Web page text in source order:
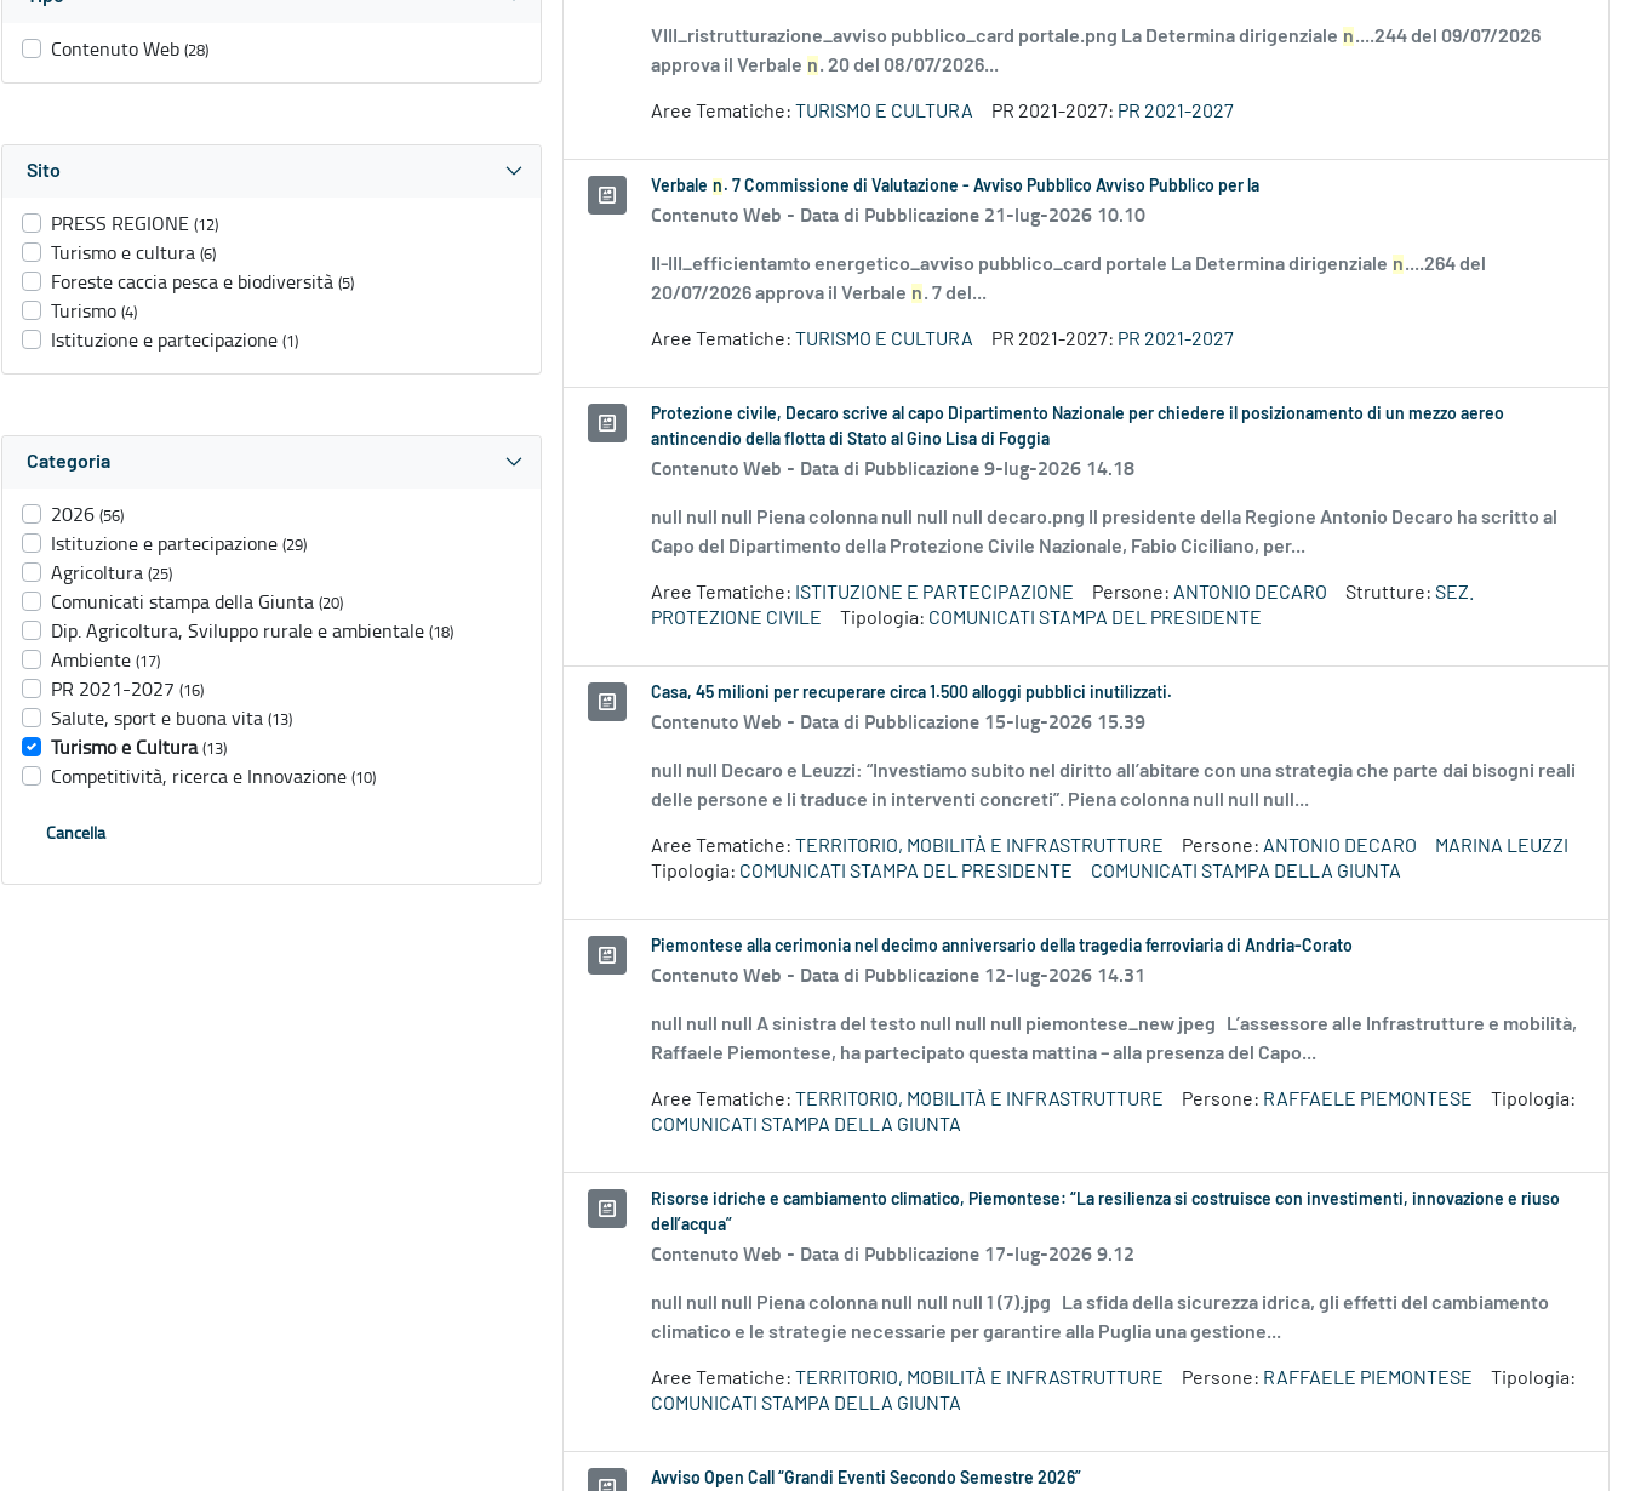
Contenuto Web (28)
Sito
PRESS REGIONE (12)
Turismo e cultura (6)
Foreste caccia pesca e biodiversità (5)
Turismo (4)
Istituzione e partecipazione (1)
Categoria
2026 (56)
Istituzione e partecipazione (29)
Agricoltura (25)
Comunicati stampa della Giunta (20)
Dip. Agricoltura, Sviluppo rurale e ambientale (18)
Ambiente (17)
PR 2021-2027 (16)
Salute, sport e buona vita (13)
Turismo e Cultura (13)
Competitività, ricerca e Innovazione (10)
Cancella
VIII_ristrutturazione_avviso pubblico_card portale.png La Determina dirigenziale n....244 del 09/07/2026
approva il Verbale n. 20 del 08/07/2026...
Aree Tematiche: TURISMO E CULTURA PR 2021-2027: PR 2021-2027
Verbale n . 7 Commissione di Valutazione - Avviso Pubblico Avviso Pubblico per la
Contenuto Web - Data di Pubblicazione 21-lug-2026 10.10
II-III_efficientamto energetico_avviso pubblico_card portale La Determina dirigenziale n....264 del
20/07/2026 approva il Verbale n. 7 del...
Aree Tematiche: TURISMO E CULTURA PR 2021-2027: PR 2021-2027
Protezione civile, Decaro scrive al capo Dipartimento Nazionale per chiedere il posizionamento di un mezzo aereo
antincendio della flotta di Stato al Gino Lisa di Foggia
Contenuto Web - Data di Pubblicazione 9-lug-2026 14.18
null null null Piena colonna null null null decaro.png Il presidente della Regione Antonio Decaro ha scritto al
Capo del Dipartimento della Protezione Civile Nazionale, Fabio Ciciliano, per...
Aree Tematiche: ISTITUZIONE E PARTECIPAZIONE Persone: ANTONIO DECARO Strutture: SEZ.
PROTEZIONE CIVILE
Tipologia: COMUNICATI STAMPA DEL PRESIDENTE
Casa, 45 milioni per recuperare circa 1.500 alloggi pubblici inutilizzati.
Contenuto Web - Data di Pubblicazione 15-lug-2026 15.39
null null Decaro e Leuzzi: “Investiamo subito nel diritto all’abitare con una strategia che parte dai bisogni reali
delle persone e li traduce in interventi concreti”. Piena colonna null null null...
Aree Tematiche: TERRITORIO, MOBILITÀ E INFRASTRUTTURE Persone: ANTONIO DECARO
MARINA LEUZZI
Tipologia: COMUNICATI STAMPA DEL PRESIDENTE COMUNICATI STAMPA DELLA GIUNTA
Piemontese alla cerimonia nel decimo anniversario della tragedia ferroviaria di Andria-Corato
Contenuto Web - Data di Pubblicazione 12-lug-2026 14.31
null null null A sinistra del testo null null null piemontese_new jpeg L’assessore alle Infrastrutture e mobilità,
Raffaele Piemontese, ha partecipato questa mattina – alla presenza del Capo...
Aree Tematiche: TERRITORIO, MOBILITÀ E INFRASTRUTTURE Persone: RAFFAELE PIEMONTESE
Tipologia:
COMUNICATI STAMPA DELLA GIUNTA
Risorse idriche e cambiamento climatico, Piemontese: “La resilienza si costruisce con investimenti, innovazione e riuso
dell’acqua”
Contenuto Web - Data di Pubblicazione 17-lug-2026 9.12
null null null Piena colonna null null null 1 (7).jpg La sfida della sicurezza idrica, gli effetti del cambiamento
climatico e le strategie necessarie per garantire alla Puglia una gestione...
Aree Tematiche: TERRITORIO, MOBILITÀ E INFRASTRUTTURE Persone: RAFFAELE PIEMONTESE
Tipologia:
COMUNICATI STAMPA DELLA GIUNTA
Avviso Open Call “Grandi Eventi Secondo Semestre 2026”